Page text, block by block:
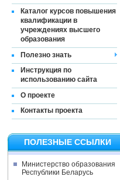
Каталог курсов повышения
квалификации в
учреждениях высшего
образования
Полезно знать
Инструкция по
использованию сайта
О проекте
Контакты проекта
ПОЛЕЗНЫЕ ССЫЛКИ
Министерство образования
Республики Беларусь